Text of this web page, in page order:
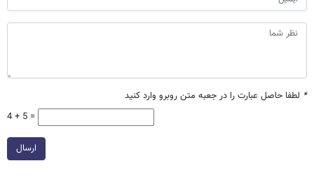
* لطفا حاصل عبارت را در جعبه متن روبرو وارد کنید
4 + 5 =
ارسال